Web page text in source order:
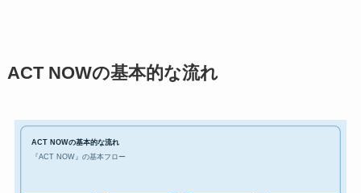
ACT NOWの基本的な流れ
ACT NOWの基本的な流れ
『ACT NOW』の基本フロー